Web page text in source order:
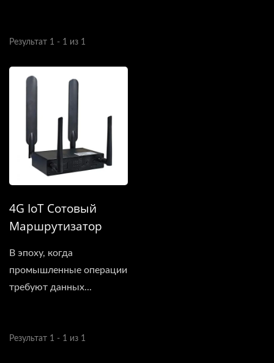
Результат 1 - 1 из 1
4G IoT Сотовый
Маршрутизатор
В эпоху, когда
промышленные операции
требуют данных...
Результат 1 - 1 из 1